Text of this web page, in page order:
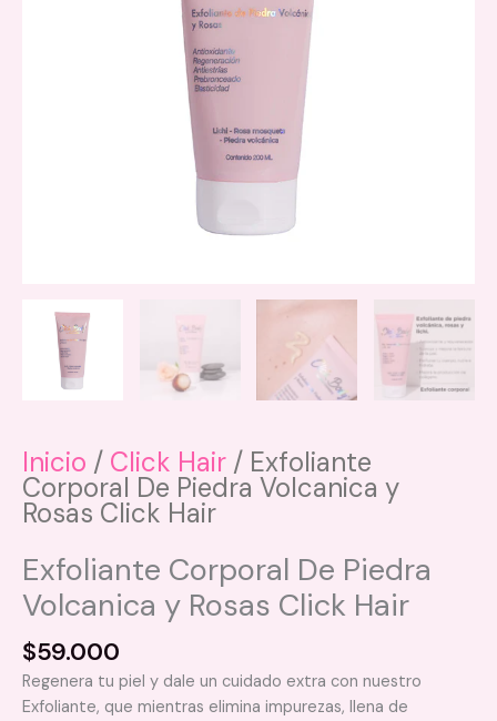
Inicio / Click Hair / Exfoliante
Corporal De Piedra Volcanica y
Rosas Click Hair
Exfoliante Corporal De Piedra
Volcanica y Rosas Click Hair
$59.000
Regenera tu piel y dale un cuidado extra con nuestro
Exfoliante, que mientras elimina impurezas, llena de